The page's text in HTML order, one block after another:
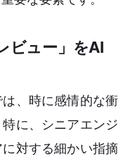
ビュー」をAI
、時に感情的な衝
に、シニアエンジ
対する細かい指摘